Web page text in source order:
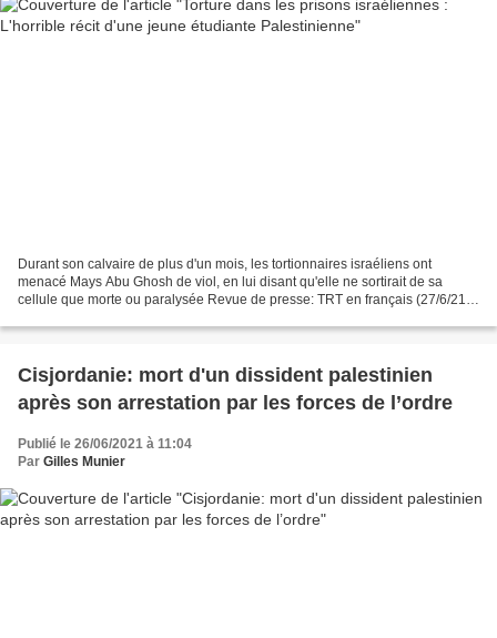
Durant son calvaire de plus d'un mois, les tortionnaires israéliens ont
menacé Mays Abu Ghosh de viol, en lui disant qu'elle ne sortirait de sa
cellule que morte ou paralysée Revue de presse: TRT en français (27/6/21)*
Cisjordanie: mort d'un dissident palestinien
après son arrestation par les forces de l’ordre
Publié le 26/06/2021 à 11:04
Par Gilles Munier